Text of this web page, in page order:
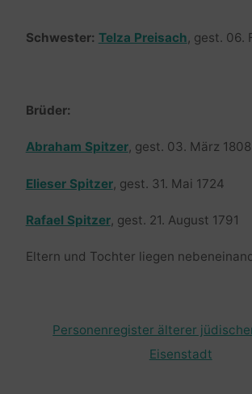
Schwester: Telza Preisach, gest. 06.
Brüder:
Abraham Spitzer, gest. 03. März 1808
Elieser Spitzer, gest. 31. Mai 1724
Rafael Spitzer, gest. 21. August 1791
Eltern und Tochter liegen
Personenregister älterer
Eisenstadt